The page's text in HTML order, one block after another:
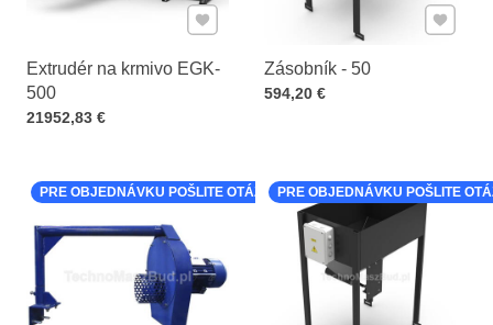
Extrudér na krmivo EGK-
500
Cena s DPH
21952,83 €
Pridať k Obľúbeným
Zásobník - 50
Cena s DPH
594,20 €
Pridať
PRE OBJEDNÁVKU POŠLITE OTÁZKU K PRODUKTU
PRE OBJEDNÁVKU POŠLITE